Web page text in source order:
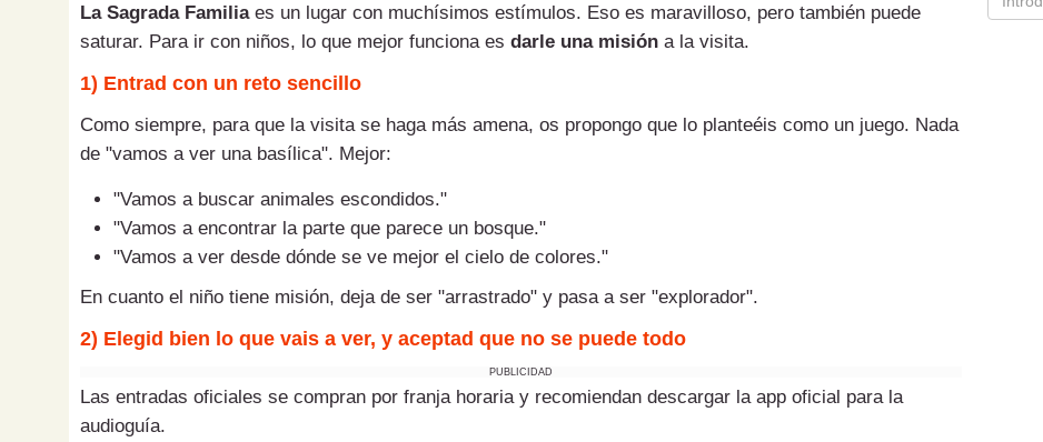
La Sagrada Familiaes un lugar con muchísimos estímulos. Eso es maravilloso, pero también puede
saturar. Para ir con niños, lo que mejor funciona es darle una misión a la visita.
1) Entrad con un reto sencillo
Como siempre, para que la visita se haga más amena, os propongo que lo planteéis como un juego. Nada
de "vamos a ver una basílica". Mejor:
"Vamos a buscar animales escondidos."
"Vamos a encontrar la parte que parece un bosque."
"Vamos a ver desde dónde se ve mejor el cielo de colores."
En cuanto el niño tiene misión, deja de ser "arrastrado" y pasa a ser "explorador".
2) Elegid bien lo que vais a ver, y aceptad que no se puede todo
PUBLICIDAD
Las entradas oficiales se compran por franja horaria y recomiendan descargar la app oficial para la
audioguía.